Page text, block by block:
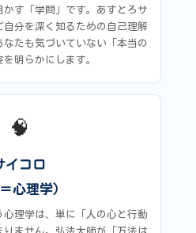
す「学問」です。あすとろサ
分を深く知るための自己理解
たも気づいていない「本当の
明らかにします。
🧠
イコロ
心理学）
理学は、単に「人の心と行動